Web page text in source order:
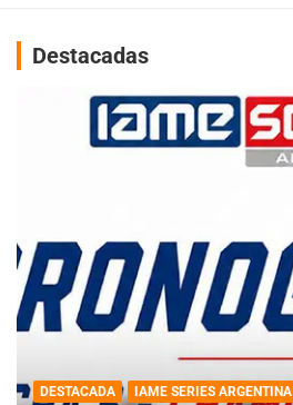
Destacadas
DESTACADA IAME SERIES ARGENTINA